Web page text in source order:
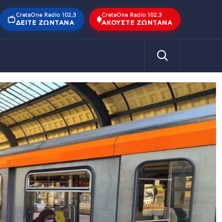
CretaOne Radio 102,3
ΔΕΊΤΕ ΖΩΝΤΑΝΆ
CretaOne Radio 102,3
ΑΚΟΎΣΤΕ ΖΩΝΤΑΝΆ